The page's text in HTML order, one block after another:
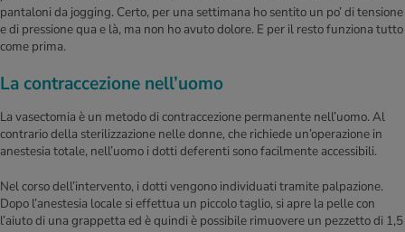
pantaloni da jogging. Certo, per una settimana ho sentito un po’ di tensione
e di pressione qua e là, ma non ho avuto dolore. E per il resto funziona tutto
come prima.
La contraccezione nell’uomo
La vasectomia è un metodo di contraccezione permanente nell’uomo. Al
contrario della sterilizzazione nelle donne, che richiede un’operazione in
anestesia totale, nell’uomo i dotti deferenti sono facilmente accessibili.
Nel corso dell’intervento, i dotti vengono individuati tramite palpazione.
Dopo l’anestesia locale si effettua un piccolo taglio, si apre la pelle con
l’aiuto di una grappetta ed è quindi è possibile rimuovere un pezzetto di 1,5